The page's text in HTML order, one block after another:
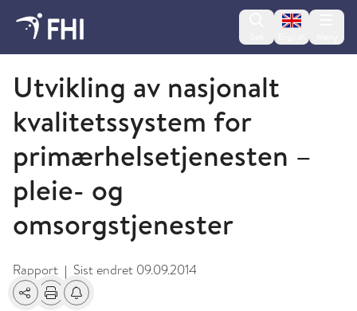
Change
2010 - publikasjoner fra FHI
Utvikling av nasjonalt
kvalitetssystem for
primærhelsetjenesten –
pleie- og
omsorgstjenester
Rapport | Sist endret 09.09.2014
Del Skriv utFå varsel om endringer